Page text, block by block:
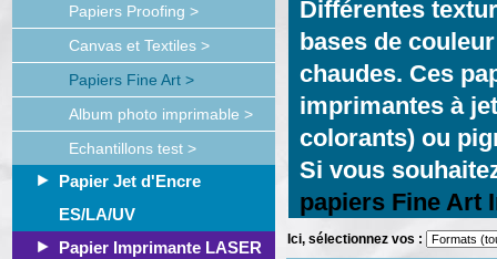
Papiers Proofing >
Canvas et Textiles >
Papiers Fine Art >
Album photo imprimable >
Echantillons test >
Papier Jet d'Encre
ES/LA/UV
Papier Imprimante LASER
Différentes
bases de
chaudes. Ces
imprimantes à
colorants) ou
Si vous
papiers Fine Art
Ici, sélectionnez vos :